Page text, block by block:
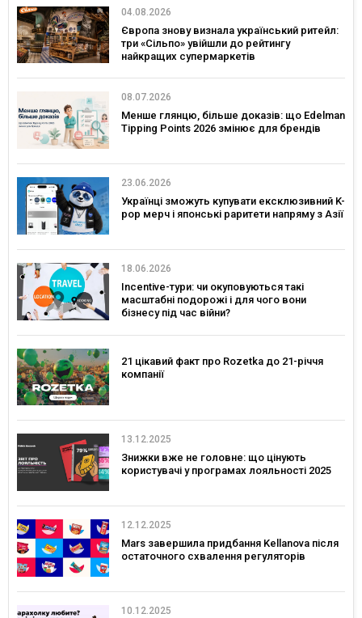
04.08.2026
Європа знову визнала український ритейл:
три «Сільпо» увійшли до рейтингу
найкращих супермаркетів
08.07.2026
Менше глянцю, більше доказів: що Edelman
Tipping Points 2026 змінює для брендів
23.06.2026
Українці зможуть купувати ексклюзивний K-
pop мерч і японські раритети напряму з Азії
18.06.2026
Incentive-тури: чи окуповуються такі
масштабні подорожі і для чого вони
бізнесу під час війни?
21 цікавий факт про Rozetka до 21-річчя
компанії
13.12.2025
Знижки вже не головне: що цінують
користувачі у програмах лояльності 2025
12.12.2025
Mars завершила придбання Kellanova після
остаточного схвалення регуляторів
10.12.2025